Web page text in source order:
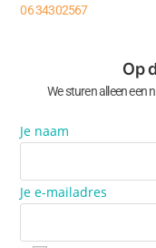
06 34302567
Op
We sturen alleen een
Je naam
Je e-mailadres